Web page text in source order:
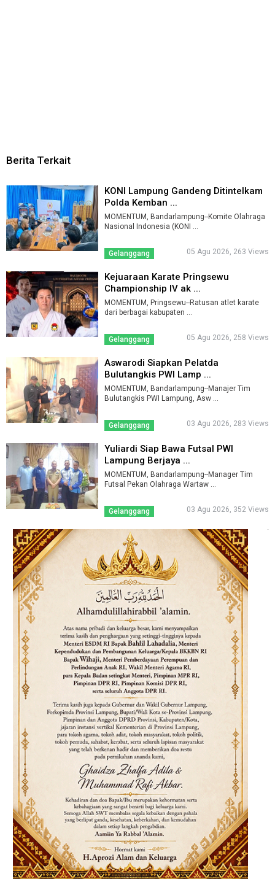
Berita Terkait
KONI Lampung Gandeng Ditintelkam
Polda Kemban ...
MOMENTUM, Bandarlampung--Komite Olahraga
Nasional Indonesia (KONI ...
Gelanggang 05 Agu 2026, 263 Views
Kejuaraan Karate Pringsewu
Championship IV ak ...
MOMENTUM, Pringsewu--Ratusan atlet karate
dari berbagai kabupaten ...
Gelanggang 05 Agu 2026, 258 Views
Aswarodi Siapkan Pelatda
Bulutangkis PWI Lamp ...
MOMENTUM, Bandarlampung--Manajer Tim
Bulutangkis PWI Lampung, Asw ...
Gelanggang 03 Agu 2026, 283 Views
Yuliardi Siap Bawa Futsal PWI
Lampung Berjaya ...
MOMENTUM, Bandarlampung--Manager Tim
Futsal Pekan Olahraga Wartaw ...
Gelanggang 03 Agu 2026, 352 Views